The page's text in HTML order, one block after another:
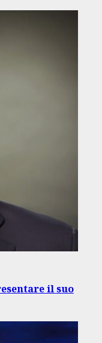
il suo